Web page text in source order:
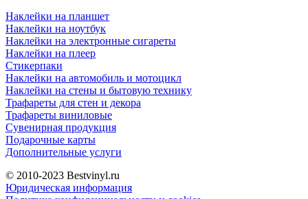
Наклейки на планшет
Наклейки на ноутбук
Наклейки на электронные сигареты
Наклейки на плеер
Стикерпаки
Наклейки на автомобиль и мотоцикл
Наклейки на стены и бытовую технику
Трафареты для стен и декора
Трафареты виниловые
Сувенирная продукция
Подарочные карты
Дополнительные услуги
© 2010-2023 Bestvinyl.ru
Юридическая информация